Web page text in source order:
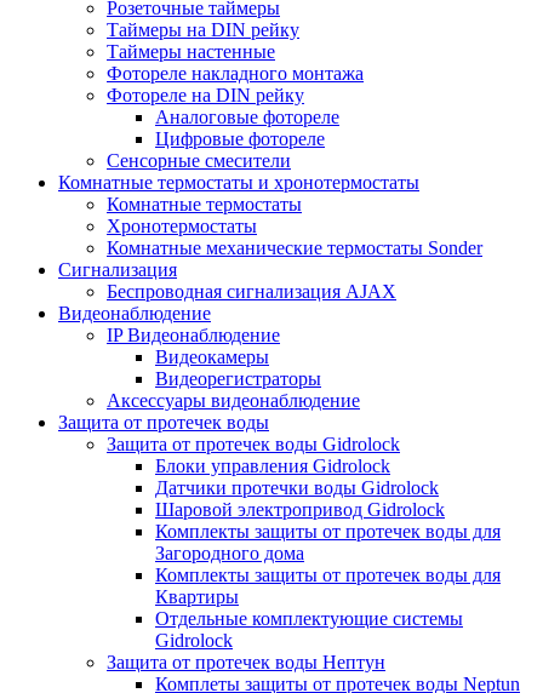
Розеточные таймеры
Таймеры на DIN рейку
Таймеры настенные
Фотореле накладного монтажа
Фотореле на DIN рейку
Аналоговые фотореле
Цифровые фотореле
Сенсорные смесители
Комнатные термостаты и хронотермостаты
Комнатные термостаты
Хронотермостаты
Комнатные механические термостаты Sonder
Сигнализация
Беспроводная сигнализация AJAX
Видеонаблюдение
IP Видеонаблюдение
Видеокамеры
Видеорегистраторы
Аксессуары видеонаблюдение
Защита от протечек воды
Защита от протечек воды Gidrolock
Блоки управления Gidrolock
Датчики протечки воды Gidrolock
Шаровой электропривод Gidrolock
Комплекты защиты от протечек воды для
Загородного дома
Комплекты защиты от протечек воды для
Квартиры
Отдельные комплектующие системы
Gidrolock
Защита от протечек воды Нептун
Комплеты защиты от протечек воды Neptun